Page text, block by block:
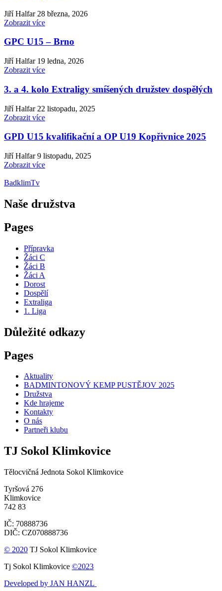
Jiří Halfar 28 března, 2026
Zobrazit více
GPC U15 – Brno
Jiří Halfar 19 ledna, 2026
Zobrazit více
3. a 4. kolo Extraligy smíšených družstev dospělých
Jiří Halfar 22 listopadu, 2025
Zobrazit více
GPD U15 kvalifikační a OP U19 Kopřivnice 2025
Jiří Halfar9 listopadu, 2025
Zobrazit více
BadklimTv
Naše družstva
Pages
Přípravka
Žáci C
Žáci B
Žáci A
Dorost
Dospělí
Extraliga
1. Liga
Důležité odkazy
Pages
Aktuality
BADMINTONOVÝ KEMP PUSTĚJOV 2025
Družstva
Kde hrajeme
Kontakty
O nás
Partneři klubu
TJ Sokol Klimkovice
Tělocvičná Jednota Sokol Klimkovice
Tyršová 276
Klimkovice
742 83
IČ: 70888736
DIČ: CZ070888736
© 2020 TJ Sokol Klimkovice
Tj Sokol Klimkovice ©2023
Developed by JAN HANZL